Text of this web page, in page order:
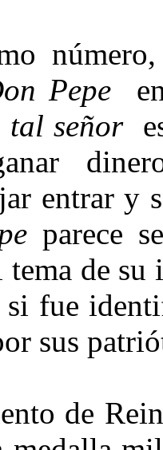
número,
Pepe
tal señor
entrar y
parece
tema de
si fue
sus
de